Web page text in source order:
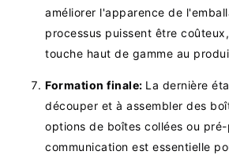
améliorer l'apparence de
processus puissent être
touche haut de gamme au
Formation finale: La dernière
découper et à assembler des
options de boîtes collées ou pré-
communication est essentielle